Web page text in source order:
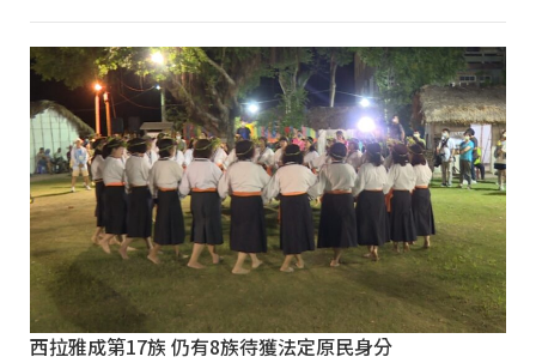
西拉雅成第17族 仍有8族待獲法定原民身分